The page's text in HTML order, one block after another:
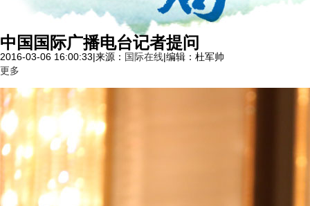
中国国际广播电台记者提问
2016-03-06 16:00:33|来源： 国际在线|编辑：杜军帅
更多